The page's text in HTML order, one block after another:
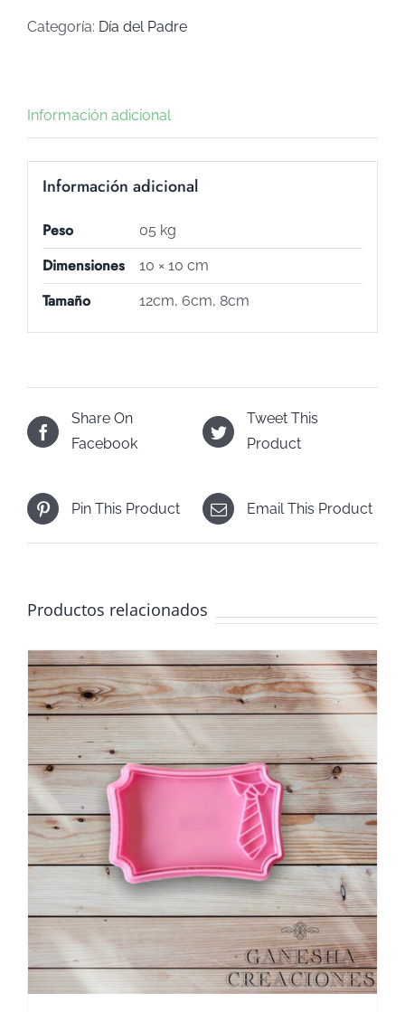
PADRE
cantidad
Categoría: Día del Padre
Información adicional
Información adicional
Peso 05 kg
Dimensiones 10 × 10 cm
Tamaño 12cm, 6cm, 8cm
Share On
Facebook
Tweet This
Product
Pin This Product Email This Product
Productos relacionados